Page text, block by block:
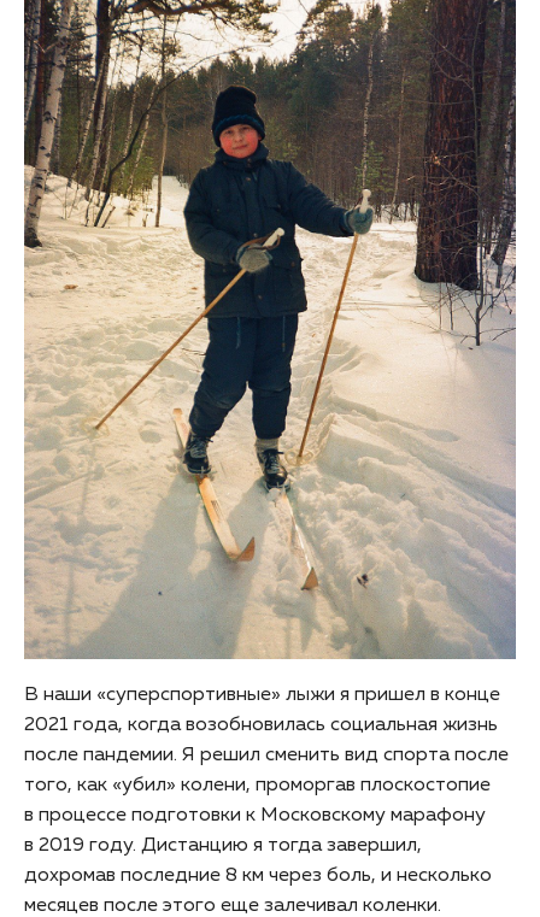
В наши «суперспортивные» лыжи я пришел в конце
2021 года, когда возобновилась социальная жизнь
после пандемии. Я решил сменить вид спорта после
того, как «убил» колени, проморгав плоскостопие
в процессе подготовки к Московскому марафону
в 2019 году. Дистанцию я тогда завершил,
дохромав последние 8 км через боль, и несколько
месяцев после этого еще залечивал коленки.